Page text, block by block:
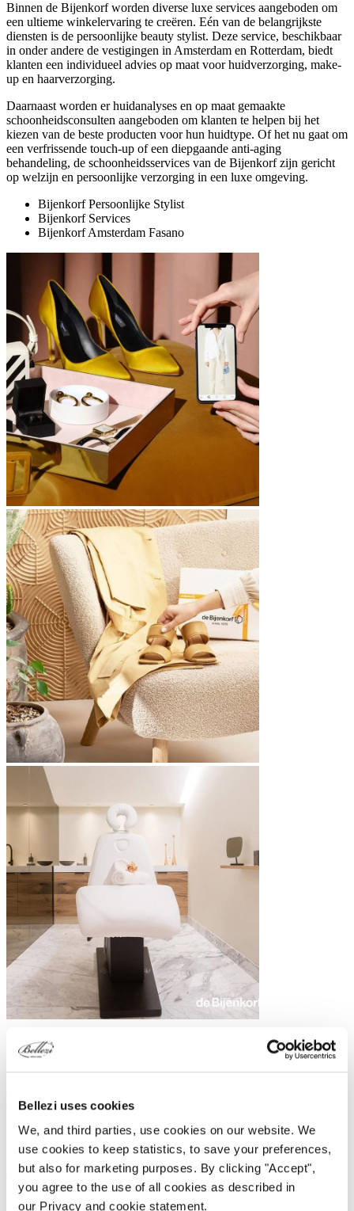
Bellezi uses cookies
We, and third parties, use cookies on our website. We
use cookies to keep statistics, to save your preferences,
but also for marketing purposes. By clicking "Accept",
you agree to the use of all cookies as described in
our Privacy and cookie statement.
Binnen de Bijenkorf worden diverse luxe services aangeboden om
een ultieme winkelervaring te creëren. Eén van de belangrijkste
diensten is de persoonlijke beauty stylist. Deze service, beschikbaar
in onder andere de vestigingen in Amsterdam en Rotterdam, biedt
klanten een individueel advies op maat voor huidverzorging, make-
up en haarverzorging.
Daarnaast worden er huidanalyses en op maat gemaakte
schoonheidsconsulten aangeboden om klanten te helpen bij het
kiezen van de beste producten voor hun huidtype. Of het nu gaat om
een verfrissende touch-up of een diepgaande anti-aging
behandeling, de schoonheidsservices van de Bijenkorf zijn gericht
op welzijn en persoonlijke verzorging in een luxe omgeving.
Bijenkorf Persoonlijke Stylist
Bijenkorf Services
Bijenkorf Amsterdam Fasano
Bijenkorf Amsterdam
De Bijenkorf Amsterdam is meer dan alleen een warenhuis, het is
eetgelegenheden en een luxe winkelervaring, trekt de Bijenkorf
Sinds 1915 is Bijenkorf Amsterdam gevestigd in het iconische
gebouw aan de Dam. Dit monumentale pand met glas-in-loodramen
en pilaren draagt bij aan de luxe uitstraling en is uitgegroeid tot een
stadsicoon waar cultuur, luxe en plezier perfect samengaan.